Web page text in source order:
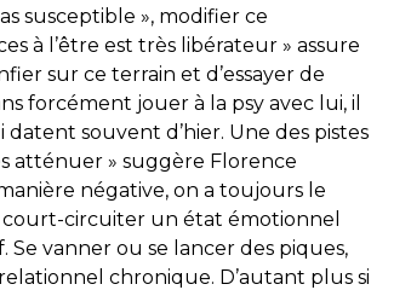
susceptible », modifier ce
à l’être est très libérateur » assure
sur ce terrain et d’essayer de
forcément jouer à la psy avec lui, il
souvent d’hier. Une des pistes
atténuer » suggère Florence
négative, on a toujours le
court-circuiter un état émotionnel
Se vanner ou se lancer des piques,
chronique. D’autant plus si